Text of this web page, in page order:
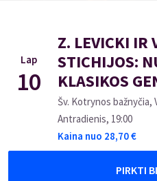
Lap
10
Z. LEVICKI IR
STICHIJOS:
KLASIKOS
Šv. Kotrynos bažnyčia,
Antradienis, 19:00
Kaina nuo 28,70€
PIRKTI